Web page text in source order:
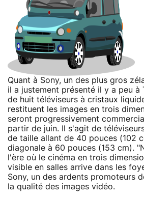
Quant à Sony, un des plus gros
il a justement présenté il y a peu à
de huit téléviseurs à cristaux
restituent les images en trois
seront progressivement
partir de juin. Il s'agit de
de taille allant de 40 pouces (102
diagonale à 60 pouces (153 cm).
l'ère où le cinéma en trois
visible en salles arrive dans les
Sony, un des ardents promoteurs
la qualité des images vidéo.